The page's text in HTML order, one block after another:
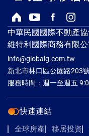
回首頁Youtube頻道
Facebook粉
中華民國國際不動產
維特利國際商務有限
info@globalg.com.tw
新北市林口區公園路203
服務時間：週一至週五
快速連結
全球房產 移居投資